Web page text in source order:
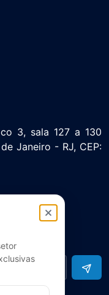
3, sala 127 a 130
Janeiro - RJ, CEP: